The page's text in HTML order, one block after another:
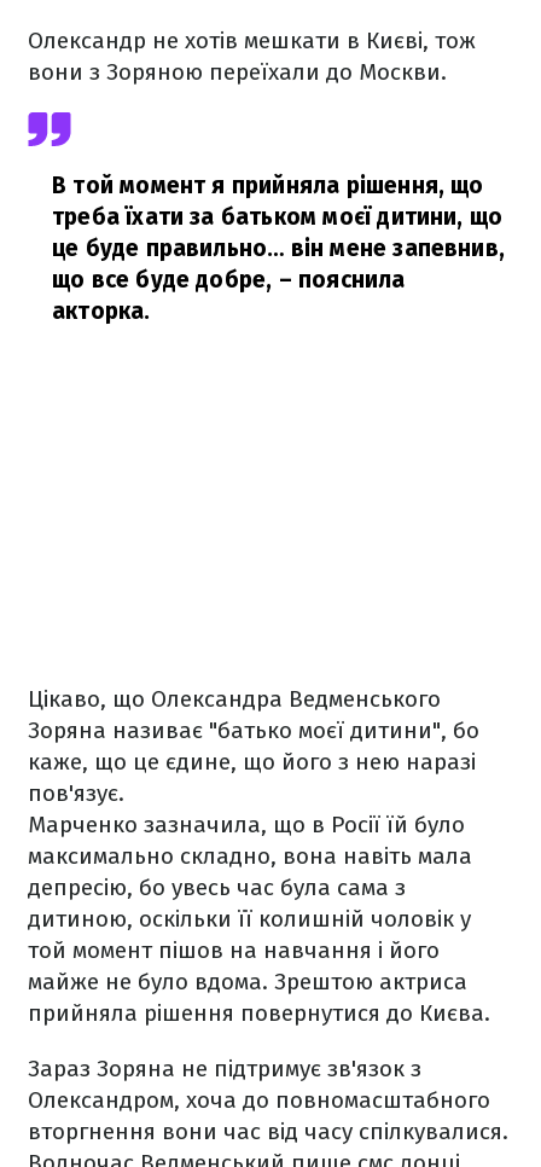
Олександр не хотів мешкати в Києві, тож
вони з Зоряною переїхали до Москви.
В той момент я прийняла рішення, що
треба їхати за батьком моєї дитини, що
це буде правильно… він мене запевнив,
що все буде добре, – пояснила
акторка.
Цікаво, що Олександра Ведменського
Зоряна називає "батько моєї дитини", бо
каже, що це єдине, що його з нею наразі
пов'язує.
Марченко зазначила, що в Росії їй було
максимально складно, вона навіть мала
депресію, бо увесь час була сама з
дитиною, оскільки її колишній чоловік у
той момент пішов на навчання і його
майже не було вдома. Зрештою актриса
прийняла рішення повернутися до Києва.
Зараз Зоряна не підтримує зв'язок з
Олександром, хоча до повномасштабного
вторгнення вони час від часу спілкувалися.